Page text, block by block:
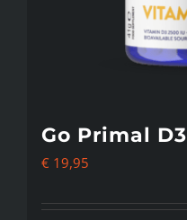
Go Primal D3
€ 19,95